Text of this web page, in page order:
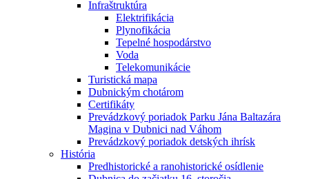
Infraštruktúra
Elektrifikácia
Plynofikácia
Tepelné hospodárstvo
Voda
Telekomunikácie
Turistická mapa
Dubnickým chotárom
Certifikáty
Prevádzkový poriadok Parku Jána Baltazára
Magina v Dubnici nad Váhom
Prevádzkový poriadok detských ihrísk
História
Predhistorické a ranohistorické osídlenie